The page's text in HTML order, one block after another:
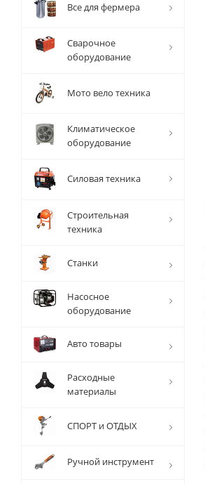
Все для фермера
Сварочное
оборудование
Мото вело техника
Климатическое
оборудование
Силовая техника
Строительная
техника
Станки
Насосное
оборудование
Авто товары
Расходные
материалы
СПОРТ и ОТДЫХ
Ручной инструмент